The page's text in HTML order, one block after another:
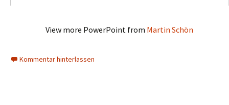
View more PowerPoint from Martin Schön
Kommentar hinterlassen